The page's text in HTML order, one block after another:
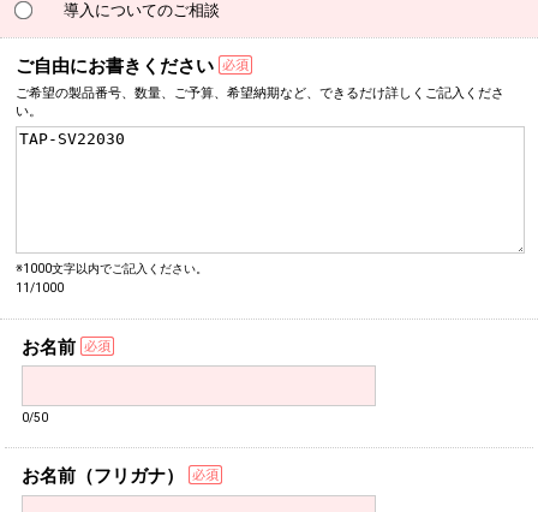
導入についてのご相談
ご自由にお書きください
ご希望の製品番号、数量、 ご予算、希望納期など、できるだけ詳しく ご記入くださ
い。
※1000文字以内でご記入ください。
11/1000
お名前
0/50
お名前（フリガナ）